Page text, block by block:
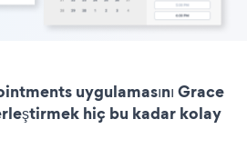
uygulamasını Grace
hiç bu kadar kolay